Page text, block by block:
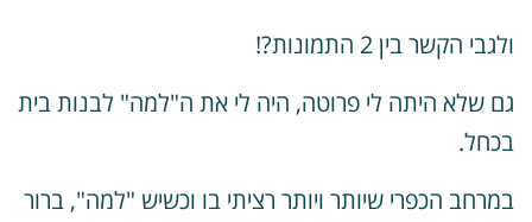
הקשר בין 2 התמונות?!
שלא היתה לי פרוטה, היה לי את ה"למה" לבנות בית
הכפרי שיותר ויותר רציתי בו וכשיש "למה", ברור